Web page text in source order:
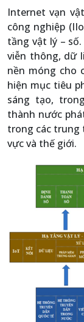
Internet vạn
công nghiệp
tầng vật lý –
viễn thông, dữ
nền móng cho
hiện mục tiêu
sáng tạo,
thành nước
trong các trung
vực và thế giới.